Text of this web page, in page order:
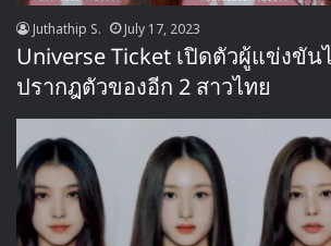
Juthathip S. July 17, 2023
Universe Ticket เปิดตัวผู้แข่งขัน
ปรากฎตัวของอีก 2 สาวไทย